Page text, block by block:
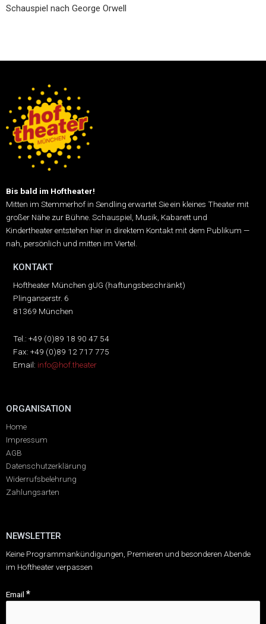
Schauspiel nach George Orwell
Bis bald im Hoftheater!
Mitten im Stemmerhof in Sendling erwartet Sie ein kleines Theater mit
großer Nähe zur Bühne. Schauspiel, Musik, Kabarett und
Kindertheater entstehen hier in direktem Kontakt mit dem Publikum —
nah, persönlich und mitten im Viertel.
KONTAKT
Hoftheater München gUG (haftungsbeschränkt)
Plinganserstr. 6
81369 München
Tel.: +49 (0)89 18 90 47 54
Fax: +49 (0)89 12 717 775
Email: info@hof.theater
ORGANISATION
Home
Impressum
AGB
Datenschutzerklärung
Widerrufsbelehrung
Zahlungsarten
NEWSLETTER
Keine Programmankündigungen, Premieren und besonderen Abende
im Hoftheater verpassen
Email *